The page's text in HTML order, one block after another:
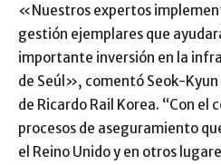
«Nuestros expertos
gestión ejemplares que
importante inversión en la
de Seúl», comentó Seok-
de Ricardo Rail Korea. “Con
procesos de aseguramiento
el Reino Unido y en otros